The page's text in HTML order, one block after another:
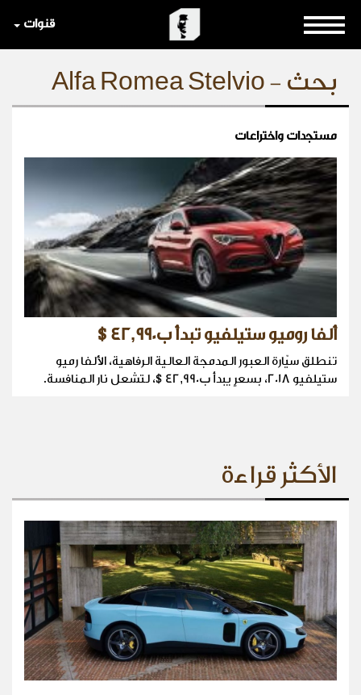
قنوات
بحث - Alfa Romea Stelvio
مستجدات واختراعات
ألفا روميو ستيلفيو تبدأ ب42,990$
تنطلق سيّارة العبور المدمجة العالية الرفاهية، الألفا رميو
ستيلفيو 2018، بسعرٍ يبدأ ب42,990$، لتشعل نار المنافسة.
الأكثر قراءة